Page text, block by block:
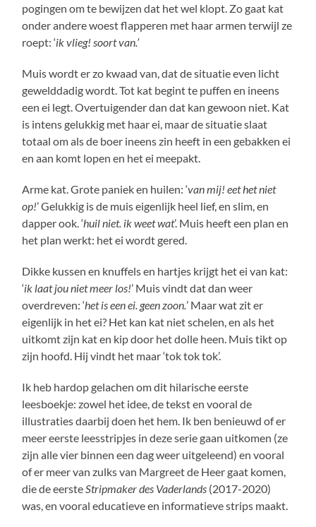
pogingen om te bewijzen dat het wel klopt. Zo gaat kat
onder andere woest flapperen met haar armen terwijl ze
roept: ‘ik vlieg! soort van.’
Muis wordt er zo kwaad van, dat de situatie even licht
gewelddadig wordt. Tot kat begint te puffen en ineens
een ei legt. Overtuigender dan dat kan gewoon niet. Kat
is intens gelukkig met haar ei, maar de situatie slaat
totaal om als de boer ineens zin heeft in een gebakken ei
en aan komt lopen en het ei meepakt.
Arme kat. Grote paniek en huilen: ‘van mij! eet het niet
op!’ Gelukkig is de muis eigenlijk heel lief, en slim, en
dapper ook. ‘huil niet. ik weet wat’. Muis heeft een plan en
het plan werkt: het ei wordt gered.
Dikke kussen en knuffels en hartjes krijgt het ei van kat:
‘ik laat jou niet meer los!’ Muis vindt dat dan weer
overdreven: ‘het is een ei. geen zoon.’ Maar wat zit er
eigenlijk in het ei? Het kan kat niet schelen, en als het
uitkomt zijn kat en kip door het dolle heen. Muis tikt op
zijn hoofd. Hij vindt het maar ‘tok tok tok’.
Ik heb hardop gelachen om dit hilarische eerste
leesboekje: zowel het idee, de tekst en vooral de
illustraties daarbij doen het hem. Ik ben benieuwd of er
meer eerste leesstripjes in deze serie gaan uitkomen (ze
zijn alle vier binnen een dag weer uitgeleend) en vooral
of er meer van zulks van Margreet de Heer gaat komen,
die de eerste Stripmaker des Vaderlands (2017-2020)
was, en vooral educatieve en informatieve strips maakt.